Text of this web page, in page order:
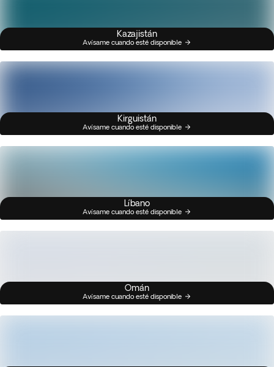
Kazajistán
Avísame cuando esté disponible
Kirguistán
Avísame cuando esté disponible
Líbano
Avísame cuando esté disponible
Omán
Avísame cuando esté disponible